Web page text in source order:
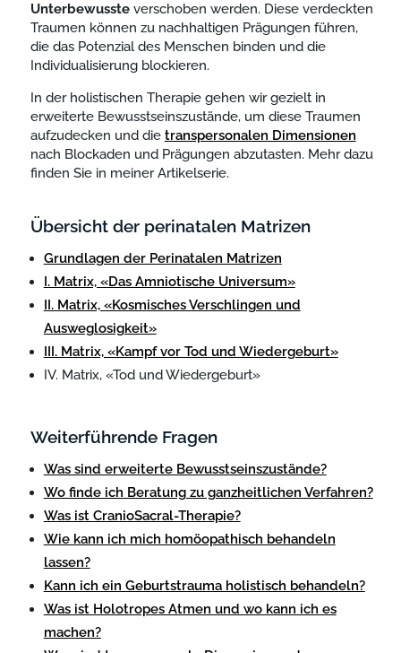
Unterbewussteverschoben werden. Diese verdeckten
Traumen können zu nachhaltigen Prägungen führen,
die das Potenzial des Menschen binden und die
Individualisierung blockieren.
In der holistischen Therapie gehen wir gezielt in
erweiterte Bewusstseinszustände, um diese Traumen
aufzudecken und die transpersonalen Dimensionen
nach Blockaden und Prägungen abzutasten. Mehr dazu
finden Sie in meiner Artikelserie.
Übersicht der perinatalen Matrizen
Grundlagen der Perinatalen Matrizen
I. Matrix, «Das Amniotische Universum»
II. Matrix, «Kosmisches Verschlingen und
Ausweglosigkeit»
III. Matrix, «Kampf vor Tod und Wiedergeburt»
IV. Matrix, «Tod und Wiedergeburt»
Weiterführende Fragen
Was sind erweiterte Bewusstseinszustände?
Wo finde ich Beratung zu ganzheitlichen Verfahren?
Was ist CranioSacral-Therapie?
Wie kann ich mich homöopathisch behandeln
lassen?
Kann ich ein Geburtstrauma holistisch behandeln?
Was ist Holotropes Atmen und wo kann ich es
machen?